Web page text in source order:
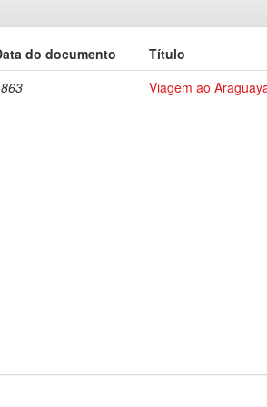
do documento Título
Viagem ao